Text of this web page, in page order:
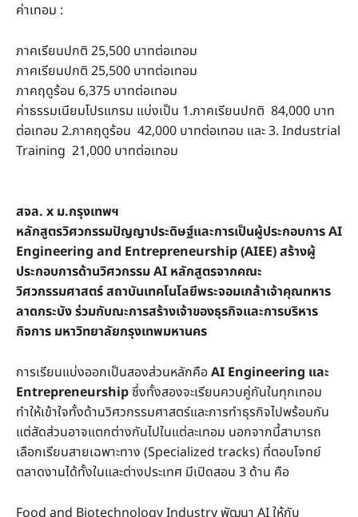
ค่าเทอม :
ภาคเรียนปกติ 25,500 บาทต่อเทอม
ภาคเรียนปกติ 25,500 บาทต่อเทอม
ภาคฤดูร้อน 6,375 บาทต่อเทอม
ค่าธรรมเนียมโปรแกรม แบ่งเป็น 1.ภาคเรียนปกติ 84,000 บาท
ต่อเทอม 2.ภาคฤดูร้อน 42,000 บาทต่อเทอม และ 3. Industrial
Training 21,000 บาทต่อเทอม
สจล. x ม.กรุงเทพฯ
หลักสูตรวิศวกรรมปัญญาประดิษฐ์และการเป็นผู้ประกอบการ AI
Engineering and Entrepreneurship (AIEE) สร้างผู้
ประกอบการด้านวิศวกรรม AI หลักสูตรจากคณะ
วิศวกรรมศาสตร์ สถาบันเทคโนโลยีพระจอมเกล้าเจ้าคุณทหาร
ลาดกระบัง ร่วมกับณะการสร้างเจ้าของธุรกิจและการบริหาร
กิจการ มหาวิทยาลัยกรุงเทพมหานคร
การเรียนแบ่งออกเป็นสองส่วนหลักคือAI Engineering และ
Entrepreneurshipซึ่งทั้งสองจะเรียนควบคู่กันในทุกเทอม
ทำให้เข้าใจทั้งด้านวิศวกรรมศาสตร์และการทำธุรกิจไปพร้อมกัน
แต่สัดส่วนอาจแตกต่างกันไปในแต่ละเทอม นอกจากนี้สามารถ
เลือกเรียนสายเฉพาะทาง (Specialized tracks) ที่ตอบโจทย์
ตลาดงานได้ทั้งในและต่างประเทศ มีเปิดสอน 3 ด้าน คือ
Food and Biotechnology Industry พัฒนา AI ให้กับ